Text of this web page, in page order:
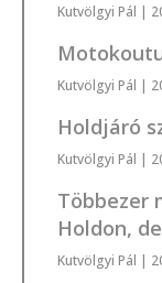
Kutvölgyi Pál |
Kutvölgyi Pál |
Holdjáró
Kutvölgyi Pál |
Többezer
Holdon,
Kutvölgyi Pál |